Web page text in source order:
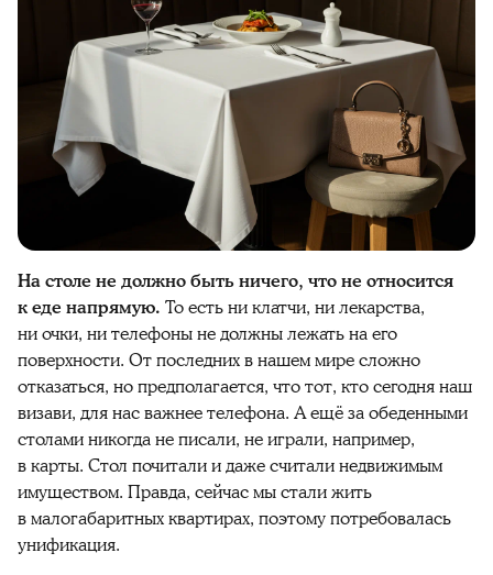
На столе не должно быть ничего, что не относится
к еде напрямую. То есть ни клатчи, ни лекарства,
ни очки, ни телефоны не должны лежать на его
поверхности. От последних в нашем мире сложно
отказаться, но предполагается, что тот, кто сегодня наш
визави, для нас важнее телефона. А ещё за обеденными
столами никогда не писали, не играли, например,
в карты. Стол почитали и даже считали недвижимым
имуществом. Правда, сейчас мы стали жить
в малогабаритных квартирах, поэтому потребовалась
унификация.